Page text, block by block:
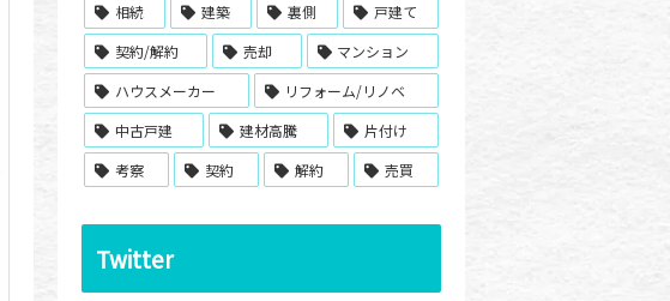
相続
建築 裏側
戸建て
契約/解約
売却
マンション
ハウスメーカー
リフォーム/リノベ
中古戸建
建材高騰
片付け
考察
契約 解約 売買
Twitter